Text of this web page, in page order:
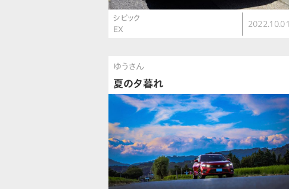
シビック
EX
2022.10.01
ゆうさん
夏の夕暮れ